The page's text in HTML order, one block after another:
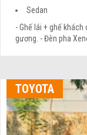
Sedan
- Ghế lái + ghế
gương. - Đèn pha
TOYOTA